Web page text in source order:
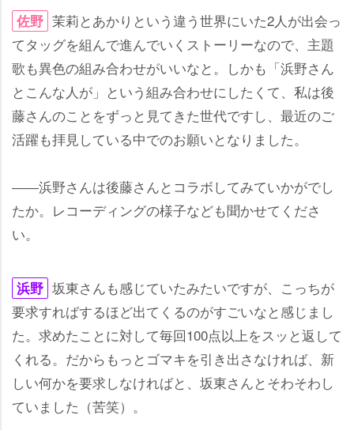
佐野 茉莉とあかりという違う世界にいた2人が出会っ
てタッグを組んで進んでいくストーリーなので、主題
歌も異色の組み合わせがいいなと。しかも「浜野さん
とこんな人が」という組み合わせにしたくて、私は後
藤さんのことをずっと見てきた世代ですし、最近のご
活躍も拝見している中でのお願いとなりました。
――浜野さんは後藤さんとコラボしてみていかがでし
たか。レコーディングの様子なども聞かせてくださ
い。
浜野 坂東さんも感じていたみたいですが、こっちが
要求すればするほど出てくるのがすごいなと感じまし
た。求めたことに対して毎回100点以上をスッと返して
くれる。だからもっとゴマキを引き出さなければ、新
しい何かを要求しなければと、坂東さんとそわそわし
ていました（苦笑）。